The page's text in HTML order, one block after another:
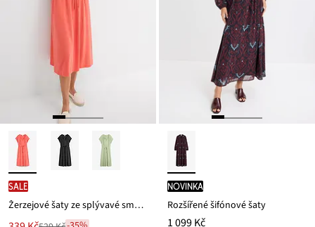
SALE
Žerzejové šaty ze splývavé směsi s viskózou
novinka
Rozšířené šifónové šaty
1 099 Kč